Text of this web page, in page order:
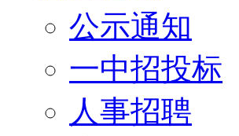
公示通知
一中招投标
人事招聘